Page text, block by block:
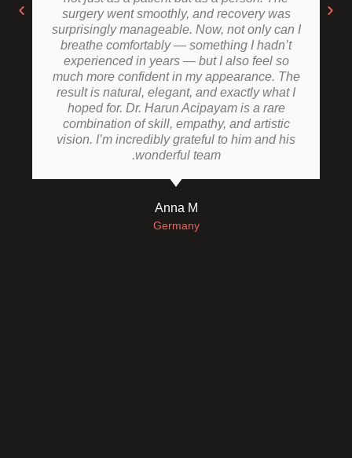
surgery went smoothly, and recovery was
surprisingly manageable. Now, not only can I
breathe comfortably — something I hadn’t
experienced in years — but I also feel so
much more confident in my appearance. The
result is natural, elegant, and exactly what I
hoped for. Dr. Harun Acipayam is a rare
combination of skill, empathy, and artistic
vision. I’m incredibly grateful to him and his
wonderful team.
Anna M
Germany